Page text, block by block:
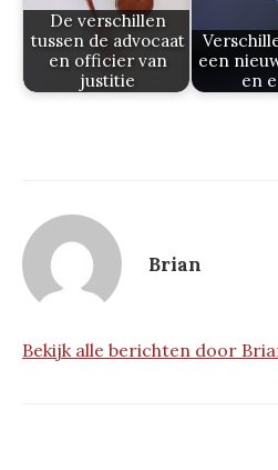
De verschillen
tussen de advocaat
en officier van
justitie
een
en
Brian
Bekijk alle berichten door